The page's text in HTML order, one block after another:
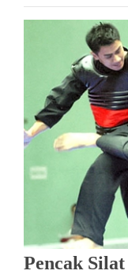
Pencak